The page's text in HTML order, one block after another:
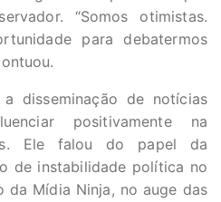
“Somos otimistas.
para debatermos
disseminação de notícias
positivamente na
Ele falou do papel da
de instabilidade política no
da Mídia Ninja, no auge das